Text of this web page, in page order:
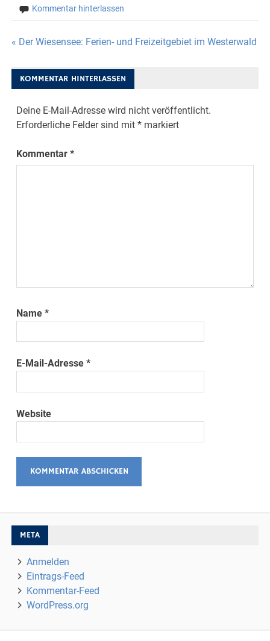
Kommentar hinterlassen
Beitragsnavigation
« Der Wiesensee: Ferien- und Freizeitgebiet im Westerwald
KOMMENTAR HINTERLASSEN
Deine E-Mail-Adresse wird nicht veröffentlicht.
Erforderliche Felder sind mit* markiert
Kommentar*
Name*
E-Mail-Adresse*
Website
META
Anmelden
Eintrags-Feed
Kommentar-Feed
WordPress.org